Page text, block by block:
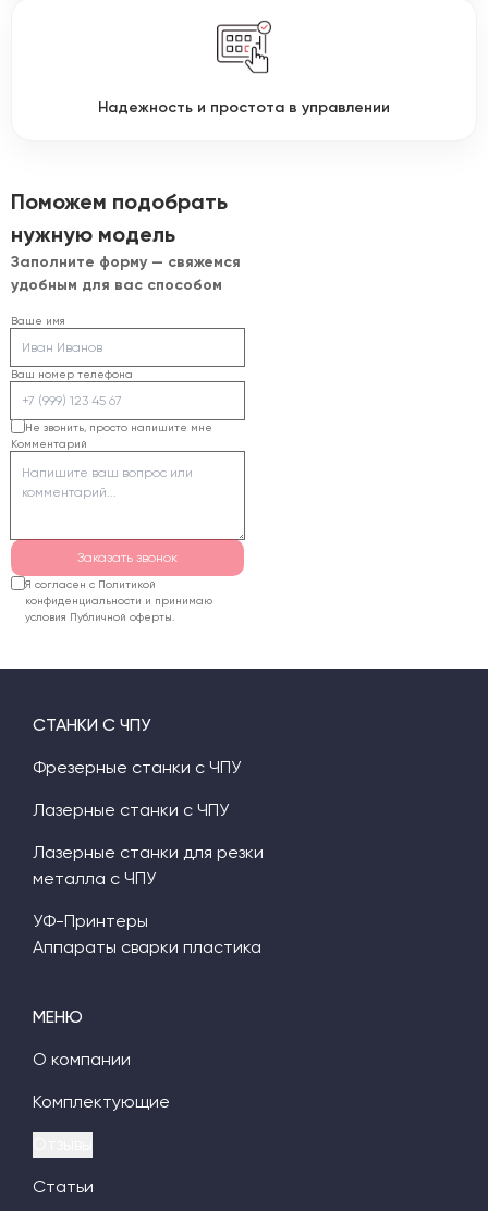
Надежность и простота в управлении
Поможем подобрать
нужную модель
Заполните форму — свяжемся
удобным для вас способом
Ваше имя
Ваш номер телефона
Не звонить, просто напишите мне
Комментарий
Заказать звонок
Я согласен с Политикой
конфиденциальности и принимаю
условия Публичной оферты.
МЕНЮ
О компании
Комплектующие
Статьи
СТАНКИ С ЧПУ
Фрезерные станки с ЧПУ
Лазерные станки с ЧПУ
Лазерные станки для резки
металла с ЧПУ
УФ-Принтеры
Аппараты сварки пластика